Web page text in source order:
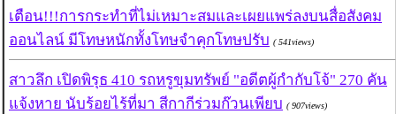
เตือน!!!การกระทำที่ไม่เหมาะสมและเผยแพร่ลงบนสื่อสังคม
ออนไลน์ มีโทษหนักทั้งโทษจำคุกโทษปรับ ( 541views)
สาวลึก เปิดพิรุธ 410 รถหรูขุมทรัพย์ "อดีตผู้กำกับโจ้" 270 คัน
แจ้งหาย นับร้อยไร้ที่มา สีกากีร่วมก๊วนเพียบ ( 907views)